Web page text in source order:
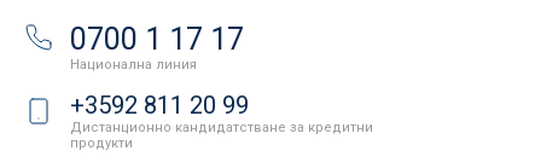
0700 1 17 17
Национална линия
+3592 811 20 99
Дистанционно кандидатстване за кредитни
продукти